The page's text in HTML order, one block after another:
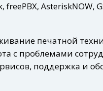
AsteriskNOW,
печатной
с проблемами
поддержка и